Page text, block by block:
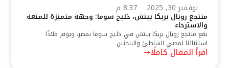
نوفمبر 30, 2025 8:37 م
منتجع رويال بريكا بيتش، خليج سوما: وجهة متميزة للمتعة
والاسترخاء
يقع منتجع رويال بريكا بيتش في خليج سوما بمصر، ويوفر ملاذًا
استثنائيًا لمحبي الشاطئ والباحثين
اقرأ المقال كاملًا